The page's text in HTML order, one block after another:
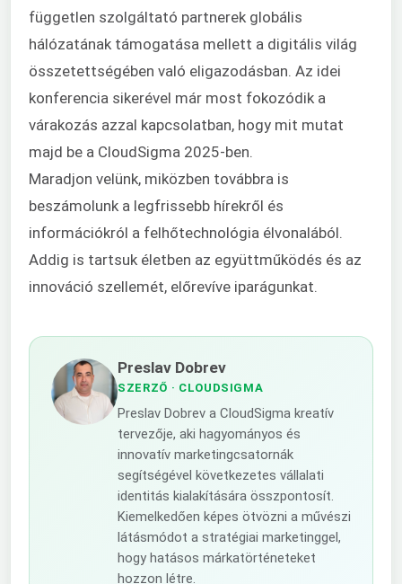
független szolgáltató partnerek globális
hálózatának támogatása mellett a digitális világ
összetettségében való eligazodásban. Az idei
konferencia sikerével már most fokozódik a
várakozás azzal kapcsolatban, hogy mit mutat
majd be a CloudSigma 2025-ben.
Maradjon velünk, miközben továbbra is
beszámolunk a legfrissebb hírekről és
információkról a felhőtechnológia élvonalából.
Addig is tartsuk életben az együttműködés és az
innováció szellemét, előrevíve iparágunkat.
Preslav Dobrev
SZERZŐ · CLOUDSIGMA
Preslav Dobrev a CloudSigma kreatív
tervezője, aki hagyományos és
innovatív marketingcsatornák
segítségével következetes vállalati
identitás kialakítására összpontosít.
Kiemelkedően képes ötvözni a művészi
látásmódot a stratégiai marketinggel,
hogy hatásos márkatörténeteket
hozzon létre.